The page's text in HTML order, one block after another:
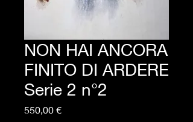
NON HAI ANCORA
FINITO DI ARDERE
Serie 2 n°2
550,00 €Prix